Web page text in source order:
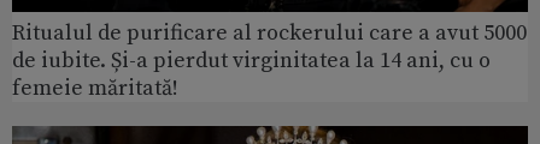
Ritualul de purificare al rockerului care a avut 5000
de iubite. Și-a pierdut virginitatea la 14 ani, cu o
femeie măritată!